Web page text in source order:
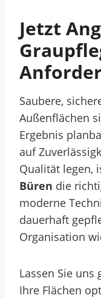
Jetzt
Saubere,
Außenflächen
Ergebnis
auf
Qualität legen,
Büren die
moderne
dauerhaft
Organisation
Lassen Sie
Ihre Flächen